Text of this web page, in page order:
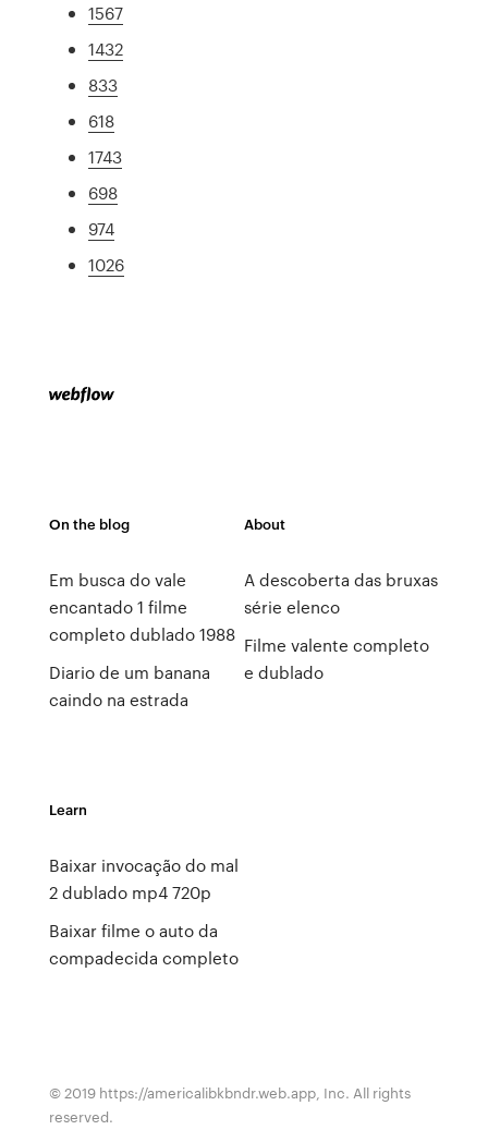
1567
1432
833
618
1743
698
974
1026
On the blog
Em busca do vale
encantado 1 filme
completo dublado 1988
Diario de um banana
caindo na estrada
About
A descoberta das bruxas
série elenco
Filme valente completo
e dublado
Learn
Baixar invocação do mal
2 dublado mp4 720p
Baixar filme o auto da
compadecida completo
© 2019 https://americalibkbndr.web.app, Inc. All rights
reserved.